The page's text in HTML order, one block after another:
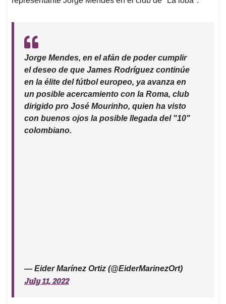
Jorge Mendes, en el afán de poder cumplir
el deseo de que James Rodríguez continúe
en la élite del fútbol europeo, ya avanza en
un posible acercamiento con la Roma, club
dirigido pro José Mourinho, quien ha visto
con buenos ojos la posible llegada del "10"
colombiano.
— Eider Marínez Ortiz (@EiderMarinezOrt)
July 11, 2022